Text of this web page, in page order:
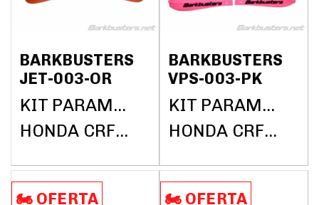
BARKBUSTERS
JET-003-OR
KIT PARAMANOS BARKBUSTERS (SIN BARRAS)
HONDA CRF1000L AFRICA TWIN DCT ABS 2018
BARKBUSTERS
VPS-003-PK
KIT PARAMANOS BARKBUSTERS (SIN BARRAS)
HONDA CRF1000L AFRICA TWIN DCT ABS 2018
🏍️​​ OFERTA 🏍️​​ OFERTA